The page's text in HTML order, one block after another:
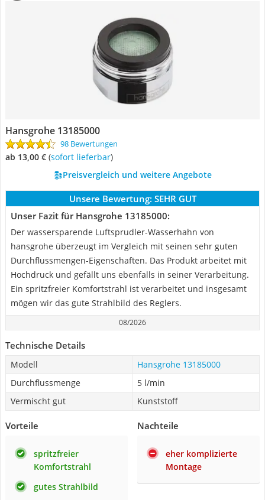
Hansgrohe 13185000
98 Bewertungen
ab 13,00 € ( Sofort lieferbar)
Preisvergleich und weitere Angebote
Unsere Bewertung: SEHR GUT
Unser Fazit für Hansgrohe 13185000:
Der wassersparende Luftsprudler-Wasserhahn von
hansgrohe überzeugt im Vergleich mit seinen sehr guten
Durchflussmengen-Eigenschaften. Das Produkt arbeitet mit
Hochdruck und gefällt uns ebenfalls in seiner Verarbeitung.
Ein spritzfreier Komfortstrahl ist verarbeitet und insgesamt
mögen wir das gute Strahlbild des Reglers.
08/2026
Technische Details
Modell
Hansgrohe 13185000
Durchflussmenge
5 l/min
Vermischt gut
Kunststoff
Vorteile
spritzfreier
Komfortstrahl
gutes Strahlbild
Nachteile
eher komplizierte
Montage